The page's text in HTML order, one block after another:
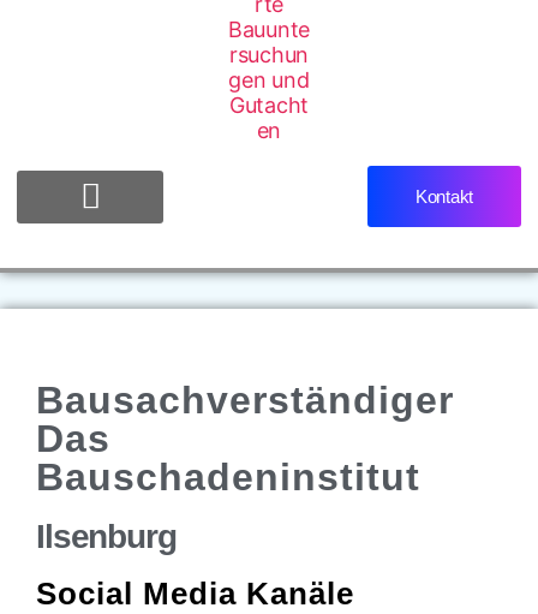
Kontakt
Bausachverständiger
Das
Bauschadeninstitut
Ilsenburg
Social Media Kanäle